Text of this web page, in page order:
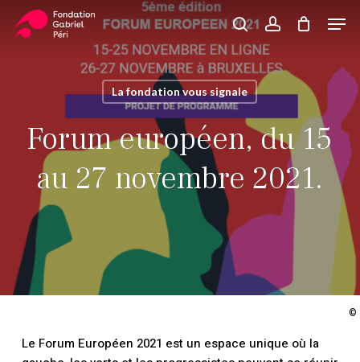
searchaccount
Panier Close
La fondation vous signale
Forum européen, du 15
au 27 novembre 2021.
©
Le Forum Européen 2021 est un espace unique où la
Menu